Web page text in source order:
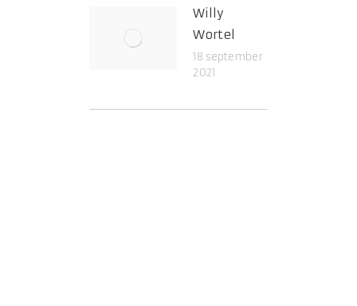
Willy
Wortel
18 september
2021